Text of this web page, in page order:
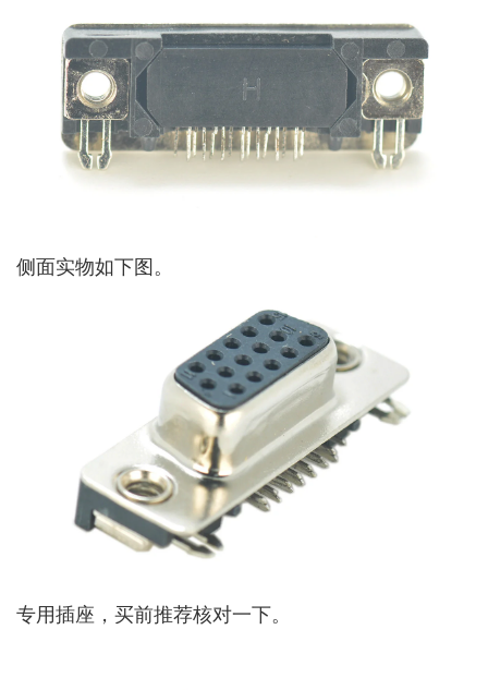
侧面实物如下图。
专用插座，买前推荐核对一下。